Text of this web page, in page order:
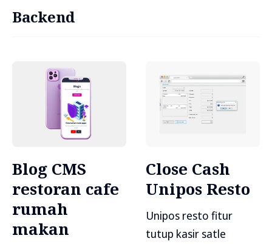
Backend
Blog CMS
restoran cafe
rumah
makan
Close Cash
Unipos Resto
Unipos resto fitur
tutup kasir satle